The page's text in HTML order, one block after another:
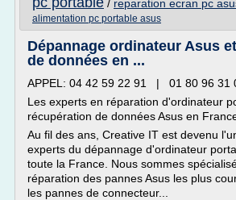
/ reparation ecran pc
alimentation pc portable asus
Dépannage ordinateur Asus
de données en ...
APPEL: 04 42 59 22 91 | 01 80 96 31
Les experts en réparation d'ordinateur
récupération de données Asus en
Au fil des ans, Creative IT est devenu
experts du dépannage d'ordinateur
toute la France. Nous sommes
réparation des pannes Asus les plus
les pannes de connecteur...